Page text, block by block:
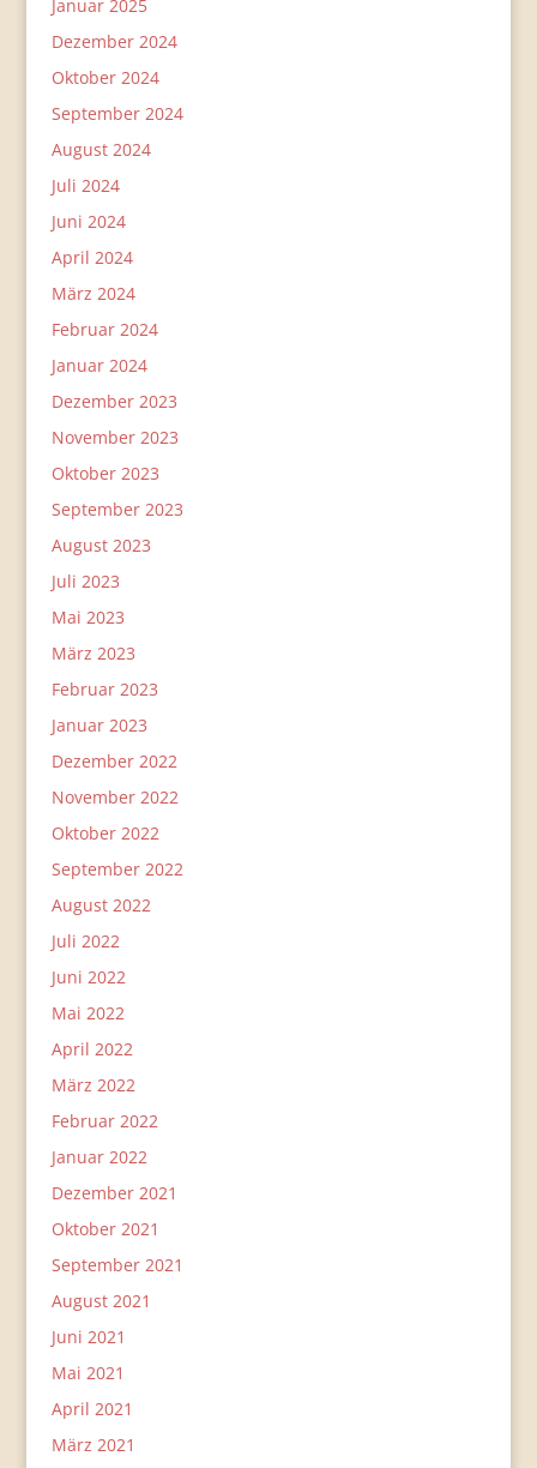
Januar 2025
Dezember 2024
Oktober 2024
September 2024
August 2024
Juli 2024
Juni 2024
April 2024
März 2024
Februar 2024
Januar 2024
Dezember 2023
November 2023
Oktober 2023
September 2023
August 2023
Juli 2023
Mai 2023
März 2023
Februar 2023
Januar 2023
Dezember 2022
November 2022
Oktober 2022
September 2022
August 2022
Juli 2022
Juni 2022
Mai 2022
April 2022
März 2022
Februar 2022
Januar 2022
Dezember 2021
Oktober 2021
September 2021
August 2021
Juni 2021
Mai 2021
April 2021
März 2021